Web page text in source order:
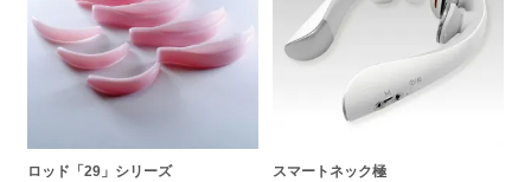
ロッド「29」シリーズ
スマートネック極